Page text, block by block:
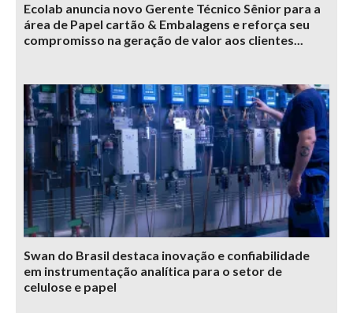
Ecolab anuncia novo Gerente Técnico Sênior para a
área de Papel cartão & Embalagens e reforça seu
compromisso na geração de valor aos clientes...
Swan do Brasil destaca inovação e confiabilidade
em instrumentação analítica para o setor de
celulose e papel